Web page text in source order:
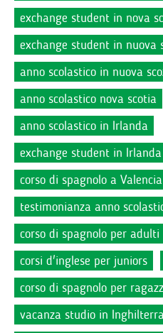
exchange student in nova
exchange student in nuova
anno scolastico in nuova
anno scolastico nova scotia
anno scolastico in Irlanda
exchange student in Irlanda
corso di spagnolo a Valencia
testimonianza anno
corso di spagnolo per adulti
corsi d'inglese per juniors
corso di spagnolo per
vacanza studio in